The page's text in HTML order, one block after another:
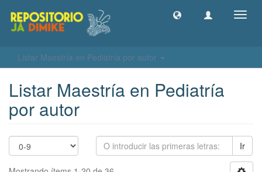
Listar Maestría en Pediatría por autor
Listar Maestría en Pediatría
por autor
Ir